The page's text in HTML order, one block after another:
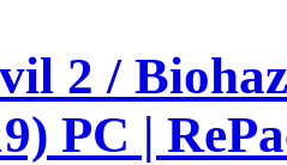
2 /
PC |